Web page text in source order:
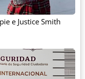
e Justice Smith